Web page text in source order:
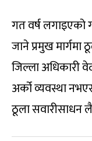
गत वर्ष लगाइएको
जाने प्रमुख
जिल्ला अधिकारी
अर्को व्यवस्था
ठूला सवारीसाधन